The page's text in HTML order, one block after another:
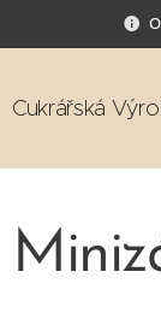
Cukrářská